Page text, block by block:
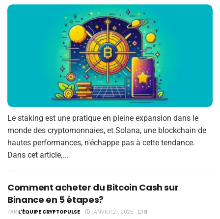
Le staking est une pratique en pleine expansion dans le
monde des cryptomonnaies, et Solana, une blockchain de
hautes performances, n'échappe pas à cette tendance.
Dans cet article,...
Comment acheter du Bitcoin Cash sur
Binance en 5 étapes?
PAR L'ÉQUIPE CRYPTOPULSE JANVIER 27, 2025 0